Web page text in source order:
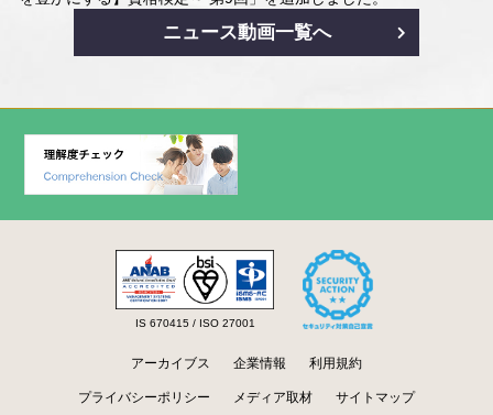
ニュース動画一覧へ
IS 670415 / ISO 27001
アーカイブス 企業情報 利用規約
プライバシーポリシー メディア取材 サイトマップ